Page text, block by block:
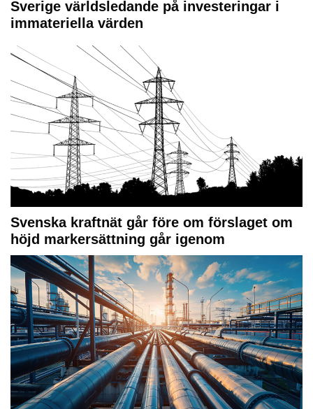
Sverige världsledande på investeringar i
immateriella värden
Svenska kraftnät går före om förslaget om
höjd markersättning går igenom